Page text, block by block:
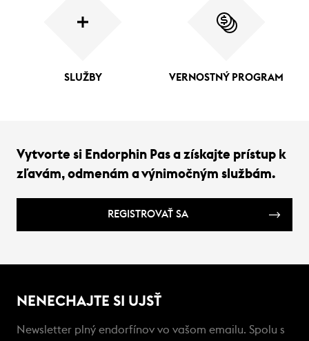
SLUŽBY VERNOSTNÝ PROGRAM
Vytvorte si Endorphin Pas a získajte prístup k
zľavám, odmenám a výnimočným službám.
REGISTROVAŤ SA
NENECHAJTE SI UJSŤ
Newsletter plný endorfínov vo vašom emailu. Spolu s